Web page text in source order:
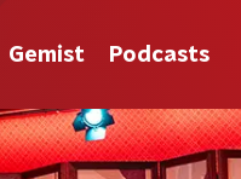
Gemist Podcasts